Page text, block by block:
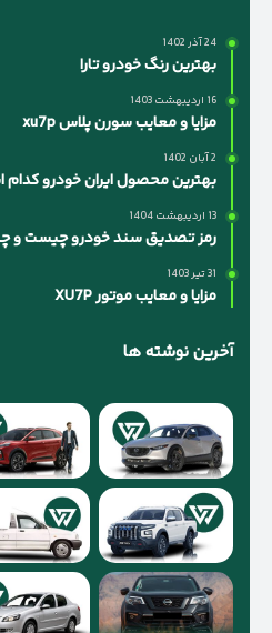
24 آذر 1402
بهترین رنگ خودرو تارا
16 اردیبهشت 1403
مزایا و معایب سورن پلاس xu7p
2 آبان 1402
بهترین محصول ایران خودرو
13 اردیبهشت 1404
رمز تصدیق سند خودرو چیست و چه
31 تیر 1403
مزایا و معایب موتور XU7P
آخرین نوشته ها